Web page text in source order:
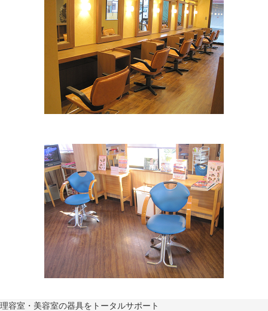
理容室・美容室の器具をトータルサポート